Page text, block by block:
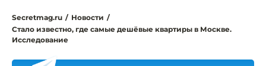
Secretmag.ru / Новости /
Стало известно, где самые дешёвые квартиры в Москве.
Исследование